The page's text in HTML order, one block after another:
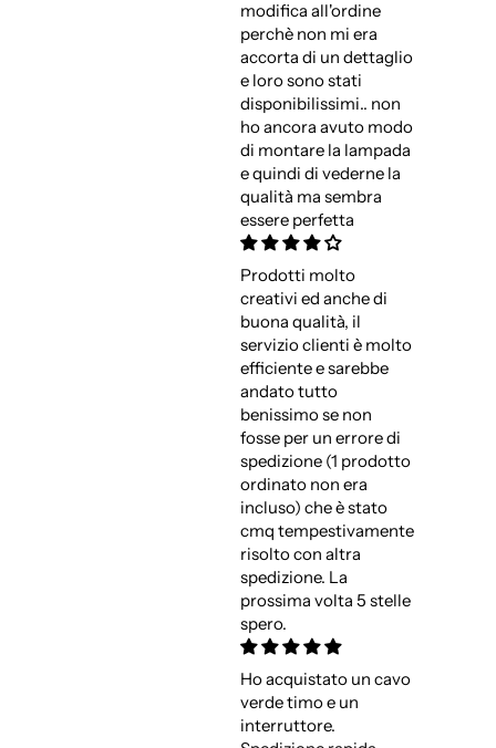
modifica all'ordine
perchè non mi era
accorta di un dettaglio
e loro sono stati
disponibilissimi.. non
ho ancora avuto modo
di montare la lampada
e quindi di vederne la
qualità ma sembra
essere perfetta
Prodotti molto
creativi ed anche di
buona qualità, il
servizio clienti è molto
efficiente e sarebbe
andato tutto
benissimo se non
fosse per un errore di
spedizione (1 prodotto
ordinato non era
incluso) che è stato
cmq tempestivamente
risolto con altra
spedizione. La
prossima volta 5 stelle
spero.
Ho acquistato un cavo
verde timo e un
interruttore.